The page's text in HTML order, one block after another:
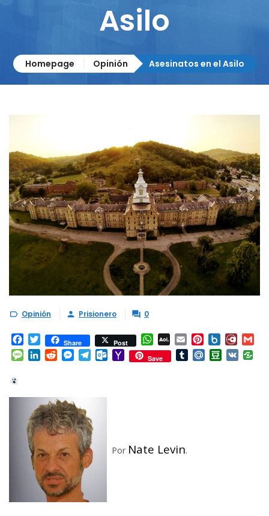
Asilo
Homepage Opinión Asesinatos en el Asilo
 Opinión  Prisionero  0
Facebook
TwitterShare Post WhatsApp
AOL
Mail
Email Pinterest
Box.net
Message
LinkedInRedditMessenger
TelegramOutlook.com
YahooSave TumblrMail.RuDouban
VK
Por Nate Levin.